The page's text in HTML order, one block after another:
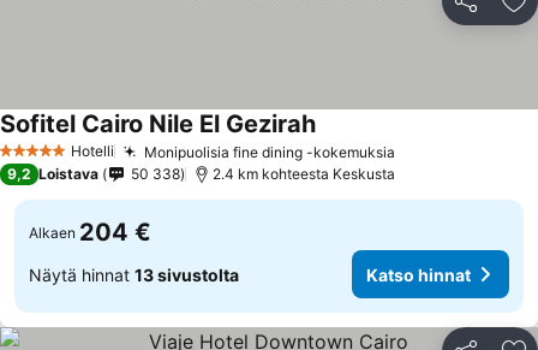
Jaa
5 Tähtiluokitus
Hotelli Monipuolisia fine dining -kokemuksia
Sofitel Cairo Nile El Gezirah
9,2 Loistava 50 338 2.4 km kohteesta Keskusta
Alkaen 204 €
Näytä hinnat 13 sivustolta Katso hinnat